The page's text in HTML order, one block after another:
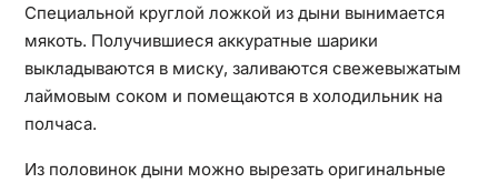
Специальной круглой ложкой из дыни вынимается
мякоть. Получившиеся аккуратные шарики
выкладываются в миску, заливаются свежевыжатым
лаймовым соком и помещаются в холодильник на
полчаса.
Из половинок дыни можно вырезать оригинальные